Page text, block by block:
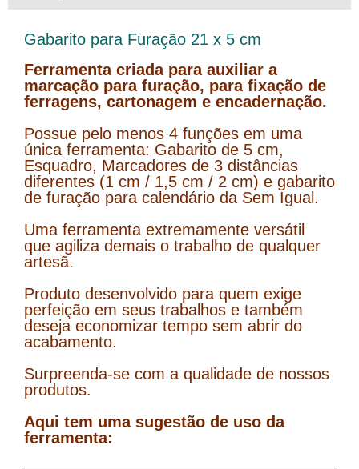
Gabarito para Furação 21 x 5 cm
Ferramenta criada para auxiliar a
marcação para furação, para fixação de
ferragens, cartonagem e encadernação.
Possue pelo menos 4 funções em uma
única ferramenta: Gabarito de 5 cm,
Esquadro, Marcadores de 3 distâncias
diferentes (1 cm / 1,5 cm / 2 cm) e gabarito
de furação para calendário da Sem Igual.
Uma ferramenta extremamente versátil
que agiliza demais o trabalho de qualquer
artesã.
Produto desenvolvido para quem exige
perfeição em seus trabalhos e também
deseja economizar tempo sem abrir do
acabamento.
Surpreenda-se com a qualidade de nossos
produtos.
Aqui tem uma sugestão de uso da
ferramenta: